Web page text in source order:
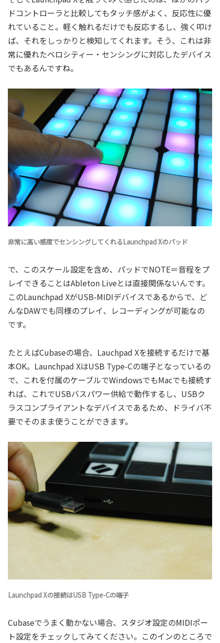
ドコントローラと比較してもタッチ感がよく、反応性に優
れていること。軽く触れるだけでも反応するし、強く叩け
ば、それをしっかりと検知してくれます。そう、これは非
常に優れたベロシティー・センシングに対応したデバイス
でもあるんですね。
非常に高い感度でセンシングしてくれるLaunchpad Xのパッド
で、このスケール設定を含め、パッドでNOTE＝音程をプ
レイできることはAbleton Liveとは直接関係ないんです。
このLaunchpad XがUSB-MIDIデバイスであるからで、ど
んなDAWでも同様のプレイ、レコーディングが可能なの
です。
たとえばCubaseの場合、Lauchpad Xを接続するだけで基
本OK。Launchpad XはUSB Type-Cの端子となっているの
で、これを付属のケーブルでWindowsでもMacでも接続す
れば、これでUSBバスパワー供給で動作するし、USBク
ラスコンプライアントなデバイスであるため、ドライバ不
要でそのまま使うことができます。
Launchpad Xの接続はUSB Type-Cの端子
Cubaseでうまく動かない場合、スタジオ設定のMIDIポー
ト設定をチェックしてみてください。このインのところで